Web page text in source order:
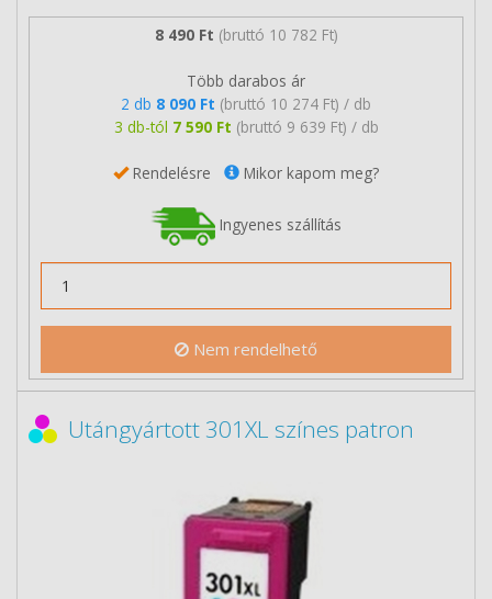
8 490 Ft (bruttó 10 782 Ft)
Több darabos ár
2 db 8 090 Ft (bruttó 10 274 Ft) / db
3 db-tól 7 590 Ft (bruttó 9 639 Ft) / db
Rendelésre Mikor kapom meg?
Ingyenes szállítás
Nem rendelhető
Utángyártott 301XL színes patron